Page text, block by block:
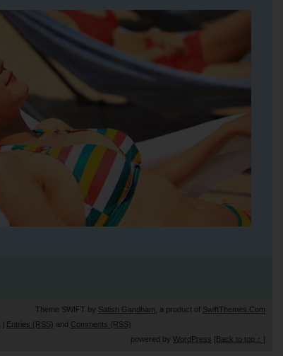
Theme SWIFT by Satish Gandham , a product of SwiftThemes.Com
| Entries (RSS) and Comments (RSS)
powered by WordPress [Back to top ↑ ]